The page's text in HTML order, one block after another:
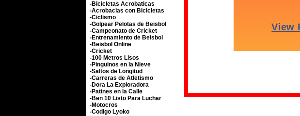
-Bicicletas Acrobaticas
-Acrobacias con Bicicletas
-Ciclismo
-Golpear Pelotas de Beisbol
-Campeonato de Cricket
-Entrenamiento de Beisbol
-Beisbol Online
-Cricket
-100 Metros Lisos
-Pinguinos en la Nieve
-Saltos de Longitud
-Carreras de Atletismo
-Dora La Exploradora
-Patines en la Calle
-Ben 10 Listo Para Luchar
-Motocros
-Codigo Lyoko